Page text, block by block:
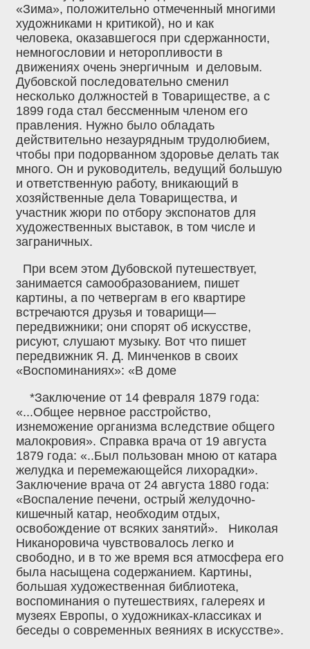
«Зима», положительно отмеченный многими
художниками н критикой), но и как
человека, оказавшегося при сдержанности,
немногословии и неторопливости в
движениях очень энергичным и деловым.
Дубовской последовательно сменил
несколько должностей в Товариществе, а с
1899 года стал бессменным членом его
правления. Нужно было обладать
действительно незаурядным трудолюбием,
чтобы при подорванном здоровье делать так
много. Он и руководитель, ведущий большую
и ответственную работу, вникающий в
хозяйственные дела Товарищества, и
участник жюри по отбору экспонатов для
художественных выставок, в том числе и
заграничных.
При всем этом Дубовской путешествует,
занимается самообразованием, пишет
картины, а по четвергам в его квартире
встречаются друзья и товарищи—
передвижники; они спорят об искусстве,
рисуют, слушают музыку. Вот что пишет
передвижник Я. Д. Минченков в своих
«Воспоминаниях»: «В доме
*Заключение от 14 февраля 1879 года:
«...Общее нервное расстройство,
изнеможение организма вследствие общего
малокровия». Справка врача от 19 августа
1879 года: «..Был пользован мною от катара
желудка и перемежающейся лихорадки».
Заключение врача от 24 августа 1880 года:
«Воспаление печени, острый желудочно-
кишечный катар, необходим отдых,
освобождение от всяких занятий». Николая
Никаноровича чувствовалось легко и
свободно, и в то же время вся атмосфера его
была насыщена содержанием. Картины,
большая художественная библиотека,
воспоминания о путешествиях, галереях и
музеях Европы, о художниках-классиках и
беседы о современных веяниях в искусстве».